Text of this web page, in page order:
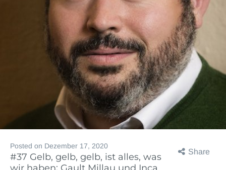
Share
Posted on Dezember 17, 2020
#37 Gelb, gelb, gelb, ist alles, was